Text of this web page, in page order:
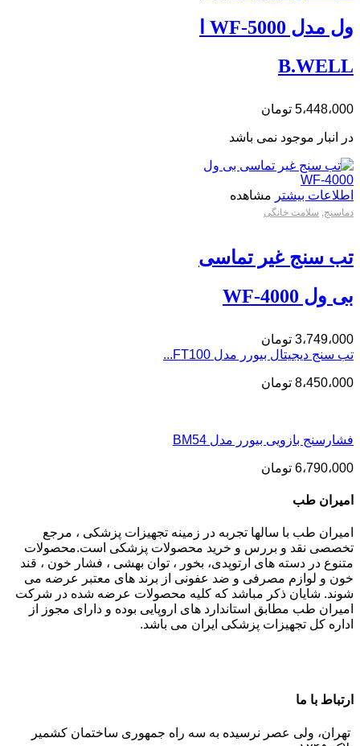
B.WELL
5،448،000 تومان
در انبار موجود نمی باشد
اطلاعات بیشتر مشاهده
دماسنج سلامت خانگی
تب سنج غیر تماسی
بی ول WF-4000
3،749،000 تومان
تب سنج دیجیتال بیورر مدل FT100...
8،450،000 تومان
فشارسنج بازويی بیورر مدل BM54
6،790،000 تومان
امیران طب
امیران طب با سالها تجربه در زمینه تجهیزات پزشکی ، مرجع
تخصصی نقد و بررس و خرید محصولات پزشکی است.محصولات
متنوع در دسته های ارتوپدی، بخور ، توان بهشی ، فشار خون ، قند
خون و لوازم مصرفی و ضد عفونی از برند های معتبر عرضه می
شوند. شایان ذکر مباشد که کلیه محصولات عرضه شده در شرکت
امیران طب مطابق استاندارد های اروپایی بوده و دارای مجوز از
اداره کل تجهیزات پزشکی ایران می باشد.
ارتباط با ما
تهران، ولی عصر نرسیده به سه راه جمهوری ساختمان کشمیر